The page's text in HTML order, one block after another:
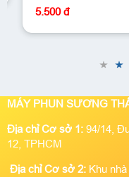
5.500 đ
MÁY PHUN SƯƠNG
Địa chỉ Cơ sở 1: 94/14,
12, TPHCM
Địa chỉ Cơ sở 2: Khu